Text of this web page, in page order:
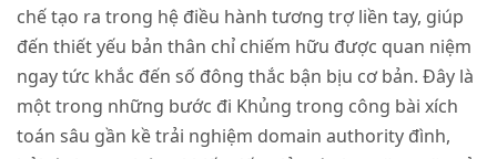
chế tạo ra trong hệ điều hành tương trợ liền tay, giúp
đến thiết yếu bản thân chỉ chiếm hữu được quan niệm
ngay tức khắc đến số đông thắc bận bịu cơ bản. Đây là
một trong những bước đi Khủng trong công bài xích
toán sâu gần kề trải nghiệm domain authority đình,